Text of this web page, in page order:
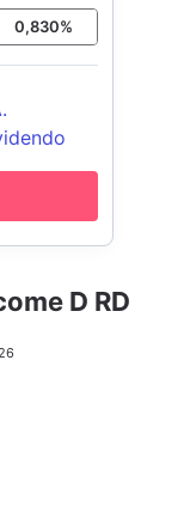
D RD
0,830%